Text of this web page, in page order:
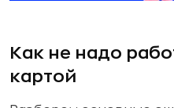
Как не надо
картой